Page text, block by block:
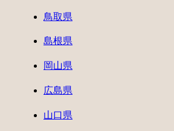
鳥取県
島根県
岡山県
広島県
山口県